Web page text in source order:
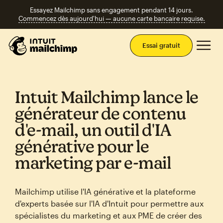
Essayez Mailchimp sans engagement pendant 14 jours.
Commencez dès aujourd'hui — aucune carte bancaire requise.
Essai gratuit
Intuit Mailchimp lance le
générateur de contenu
d'e‑mail, un outil d'IA
générative pour le
marketing par e‑mail
Mailchimp utilise l'IA générative et la plateforme
d'experts basée sur l'IA d'Intuit pour permettre aux
spécialistes du marketing et aux PME de créer des